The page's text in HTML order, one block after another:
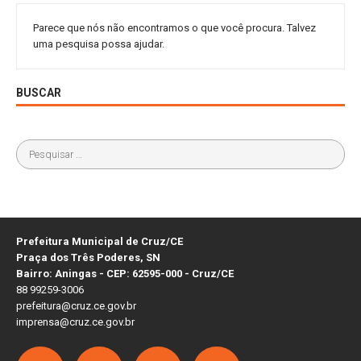
Parece que nós não encontramos o que você procura. Talvez
uma pesquisa possa ajudar.
BUSCAR
Prefeitura Municipal de Cruz/CE
Praça dos Três Poderes, SN
Bairro: Aningas - CEP: 62595-000 - Cruz/CE
88 99259-3006
prefeitura@cruz.ce.gov.br
imprensa@cruz.ce.gov.br